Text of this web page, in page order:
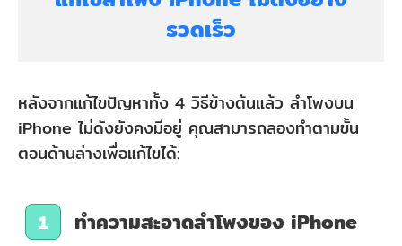
รวดเร็ว
หลังจากแก้ไขปัญหาทั้ง 4 วิธีข้างต้นแล้ว ลําโพงบน
iPhone ไม่ดังยังคงมีอยู่ คุณสามารถลองทำตามขั้น
ตอนด้านล่างเพื่อแก้ไขได้:
1 ทำความสะอาดลําโพงของ iPhone